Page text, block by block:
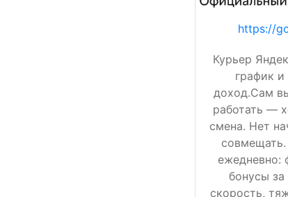
https://
Курьер
график
доход.Сам
работать —
смена. Нет
совмещать.
ежедневно:
бонусы
скорость,